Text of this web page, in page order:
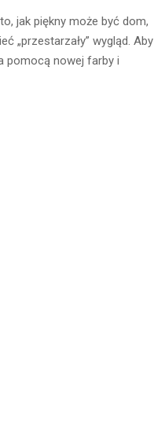
jak piękny może być dom,
„przestarzały” wygląd. Aby
pomocą nowej farby i